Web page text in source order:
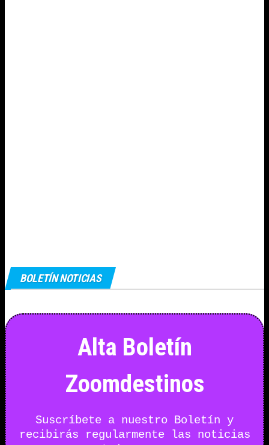
BOLETÍN NOTICIAS
Alta Boletín
Zoomdestinos
Suscríbete a nuestro Boletín y
recibirás regularmente las noticias